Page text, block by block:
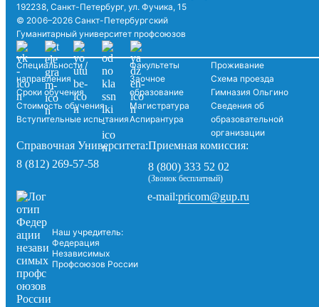
192238, Санкт-Петербург, ул. Фучика, 15
© 2006–2026 Санкт-Петербургский
Гуманитарный университет профсоюзов
Специальности /
направления
Сроки обучения
Стоимость обучения
Вступительные испытания
Факультеты
Заочное
образование
Магистратура
Аспирантура
Проживание
Схема проезда
Гимназия Ольгино
Сведения об
образовательной
организации
Справочная Университета:
8 (812) 269-57-58
Приемная комиссия:
8 (800) 333 52 02
(Звонок бесплатный)
Наш учредитель:
Федерация
Независимых
Профсоюзов России
e-mail:pricom@gup.ru